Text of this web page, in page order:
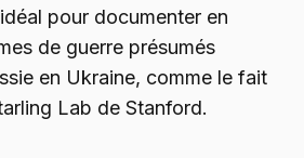
pour documenter en
de guerre présumés
en Ukraine, comme le fait
Lab de Stanford.